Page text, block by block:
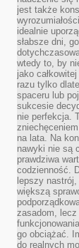
jest także
idealnie
słabsze dni,
wtedy to, by
jako
razu tylko
spaceru lub
sukcesie
nie perfekcja.
na lata. Na
nawyki nie są
prawdziwa
codzienność.
lepszy
większą
zasadom,
go obciążać.
do realnych